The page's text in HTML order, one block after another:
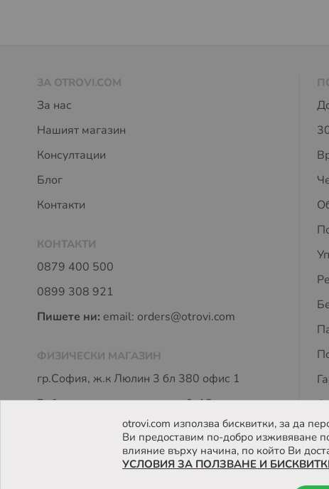
ЗА OTROVI.COM
За нас
Нашият магазин
Консултации
Блог
Контакти
КОНТАКТИ
0879 400 500
0899 308 921
Пишете ни: email: orders@otrovi.com
ФИЗИЧЕСКИ МАГАЗИН
гр.София, ж.к Люлин 3 бл 380 офис 1
Работно време: пон - петък 9-18 часа
otrovi.com използва бисквитки, за да
Ви предоставим по-добро изживяване
влияние върху начина, по който Ви
УСЛОВИЯ ЗА ПОЛЗВАНЕ И